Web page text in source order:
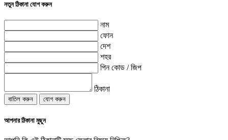
নতুন ঠিকানা যোগ করুন
নাম
ফোন
দেশ
শহর
পিন কোড / জিপ
ঠিকানা
বাতিল করুন যোগ করুন
আপনার ঠিকানা মুছুন